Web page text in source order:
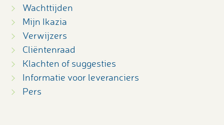
Wachttijden
Mijn Ikazia
Verwijzers
Cliëntenraad
Klachten of suggesties
Informatie voor leveranciers
Pers